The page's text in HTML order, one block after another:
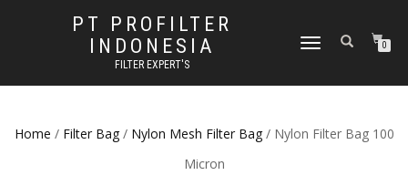
PT PROFILTER
INDONESIA
FILTER EXPERT'S
TOGGLE NAVIGATION0
Home / Filter Bag/ Nylon Mesh Filter Bag/ Nylon Filter Bag 100
Micron